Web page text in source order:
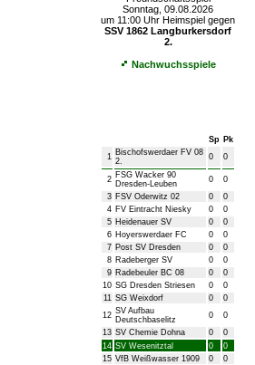
Sonntag, 09.08.2026
um 11:00 Uhr Heimspiel gegen
SSV 1862 Langburkersdorf
2.
Nachwuchsspiele
Sp Pk
1 Bischofswerdaer FV 08
2.
0 0
2 FSG Wacker 90
Dresden-Leuben
0
0
3 FSV Oderwitz 02 0
0
4 FV Eintracht Niesky 0
0
5 Heidenauer SV 0
0
6 Hoyerswerdaer FC 0
0
7 Post SV Dresden 0
0
8 Radeberger SV 0
0
9 Radebeuler BC 08 0
0
10 SG Dresden Striesen 0
0
11 SG Weixdorf 0
0
12 SV Aufbau
Deutschbaselitz
0
0
13 SV Chemie Dohna 0
0
14 SV Wesenitztal 0
0
15 VfB Weißwasser 1909 0
0